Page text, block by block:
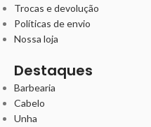
Trocas e devolução
Políticas de envio
Nossa loja
Destaques
Barbearia
Cabelo
Unha